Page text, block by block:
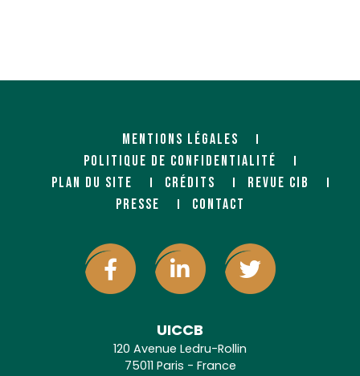
MENTIONS LÉGALES
POLITIQUE DE CONFIDENTIALITÉ
PLAN DU SITE
CRÉDITS
REVUE CIB
PRESSE
CONTACT
UICCB
120 Avenue Ledru-Rollin
75011 Paris - France